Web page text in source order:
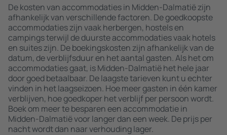
De kosten van accommodaties in Midden-Dalmatië zijn
afhankelijk van verschillende factoren. De goedkoopste
accommodaties zijn vaak herbergen, hostels en
campings terwijl de duurste accommodaties vaak hotels
en suites zijn. De boekingskosten zijn afhankelijk van de
datum, de verblijfsduur en het aantal gasten. Als het om
accommodaties gaat, is Midden-Dalmatië het hele jaar
door goed betaalbaar. De laagste tarieven kunt u echter
vinden in het laagseizoen. Hoe meer gasten in één kamer
verblijven, hoe goedkoper het verblijf per persoon wordt.
Boek om meer te besparen een accommodatie in
Midden-Dalmatië voor langer dan een week. De prijs per
nacht wordt dan naar verhouding lager.